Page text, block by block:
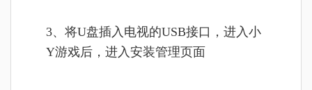
3、将U盘插入电视的USB接口，进入小
Y游戏后，进入安装管理页面